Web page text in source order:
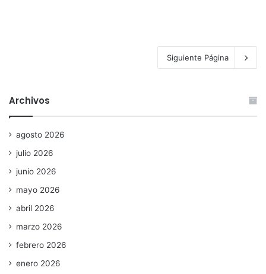
Siguiente Página
Archivos
agosto 2026
julio 2026
junio 2026
mayo 2026
abril 2026
marzo 2026
febrero 2026
enero 2026